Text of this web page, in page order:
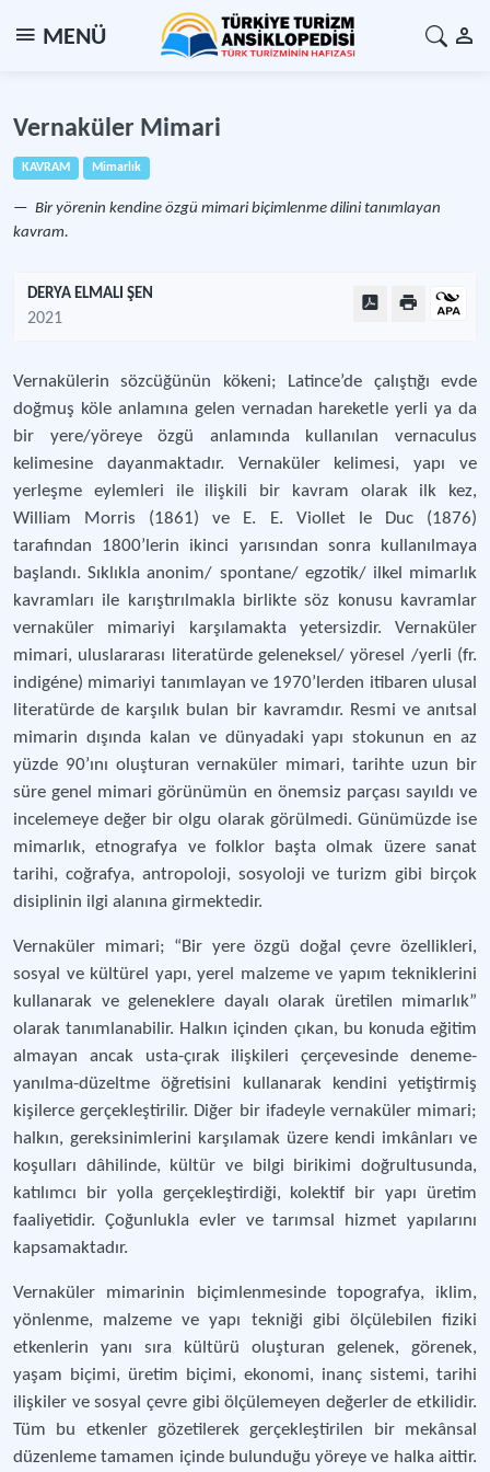
MENÜ
Vernaküler Mimari
KAVRAM Mimarlık
Bir yörenin kendine özgü mimari biçimlenme dilini tanımlayan
kavram.
DERYA ELMALI ŞEN
2021
Vernakülerin sözcüğünün kökeni; Latince’de çalıştığı evde
doğmuş köle anlamına gelen vernadan hareketle yerli ya da
bir yere/yöreye özgü anlamında kullanılan vernaculus
kelimesine dayanmaktadır. Vernaküler kelimesi, yapı ve
yerleşme eylemleri ile ilişkili bir kavram olarak ilk kez,
William Morris (1861) ve E. E. Viollet le Duc (1876)
tarafından 1800’lerin ikinci yarısından sonra kullanılmaya
başlandı. Sıklıkla anonim/ spontane/ egzotik/ ilkel mimarlık
kavramları ile karıştırılmakla birlikte söz konusu kavramlar
vernaküler mimariyi karşılamakta yetersizdir. Vernaküler
mimari, uluslararası literatürde geleneksel/ yöresel /yerli (fr.
indigéne) mimariyi tanımlayan ve 1970’lerden itibaren ulusal
literatürde de karşılık bulan bir kavramdır. Resmi ve anıtsal
mimarin dışında kalan ve dünyadaki yapı stokunun en az
yüzde 90’ını oluşturan vernaküler mimari, tarihte uzun bir
süre genel mimari görünümün en önemsiz parçası sayıldı ve
incelemeye değer bir olgu olarak görülmedi. Günümüzde ise
mimarlık, etnografya ve folklor başta olmak üzere sanat
tarihi, coğrafya, antropoloji, sosyoloji ve turizm gibi birçok
disiplinin ilgi alanına girmektedir.
Vernaküler mimari; “Bir yere özgü doğal çevre özellikleri,
sosyal ve kültürel yapı, yerel malzeme ve yapım tekniklerini
kullanarak ve geleneklere dayalı olarak üretilen mimarlık”
olarak tanımlanabilir. Halkın içinden çıkan, bu konuda eğitim
almayan ancak usta-çırak ilişkileri çerçevesinde deneme-
yanılma-düzeltme öğretisini kullanarak kendini yetiştirmiş
kişilerce gerçekleştirilir. Diğer bir ifadeyle vernaküler mimari;
halkın, gereksinimlerini karşılamak üzere kendi imkânları ve
koşulları dâhilinde, kültür ve bilgi birikimi doğrultusunda,
katılımcı bir yolla gerçekleştirdiği, kolektif bir yapı üretim
faaliyetidir. Çoğunlukla evler ve tarımsal hizmet yapılarını
kapsamaktadır.
Vernaküler mimarinin biçimlenmesinde topografya, iklim,
yönlenme, malzeme ve yapı tekniği gibi ölçülebilen fiziki
etkenlerin yanı sıra kültürü oluşturan gelenek, görenek,
yaşam biçimi, üretim biçimi, ekonomi, inanç sistemi, tarihi
ilişkiler ve sosyal çevre gibi ölçülemeyen değerler de etkilidir.
Tüm bu etkenler gözetilerek gerçekleştirilen bir mekânsal
düzenleme tamamen içinde bulunduğu yöreye ve halka aittir.